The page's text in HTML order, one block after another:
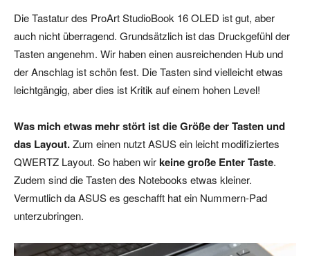
Die Tastatur des ProArt StudioBook 16 OLED ist gut, aber
auch nicht überragend. Grundsätzlich ist das Druckgefühl der
Tasten angenehm. Wir haben einen ausreichenden Hub und
der Anschlag ist schön fest. Die Tasten sind vielleicht etwas
leichtgängig, aber dies ist Kritik auf einem hohen Level!
Was mich etwas mehr stört ist die Größe der Tasten und
das Layout.Zum einen nutzt ASUS ein leicht modifiziertes
QWERTZ Layout. So haben wirkeine große Enter Taste.
Zudem sind die Tasten des Notebooks etwas kleiner.
Vermutlich da ASUS es geschafft hat ein Nummern-Pad
unterzubringen.